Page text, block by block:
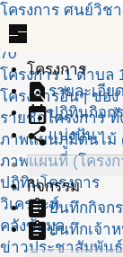
โครงการ ศูนย์วิช
โครงการจัดทำแ
70
โครงการ 1 ตำบล
โครงการอื่นๆ ขอ
รายชื่อโครงการ
ภาพแผนภูมิต้นไม้
ภาพแผนที่ (โครงก
ปฎิทินโครงการ
วิเคราะห์
คลังข้อมูล
ข่าวประชาสัมพัน
dashboard
โครงการ
find_in_pageรายละเอีย
eventปฏิทินกิจก
shareแบ่งปัน
กิจกรรม
assignmentบันทึกกิจก
assignmentบันทึกเจ้า